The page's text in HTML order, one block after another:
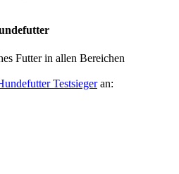
Futter in allen Bereichen
Testsiegeran: